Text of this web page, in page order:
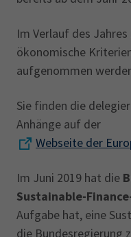
Im Verlauf des
ökonomische
aufgenommen
Sie finden die
Anhänge auf der
Webseite der
Im Juni 2019 hat die
Sustainable-
Aufgabe hat, eine
die Bundesregierung